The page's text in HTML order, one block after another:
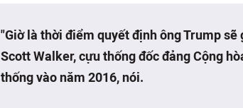
"Giờ là thời điểm quyết định ông Trump
Scott Walker, cựu thống đốc đảng Cộng
thống vào năm 2016, nói.